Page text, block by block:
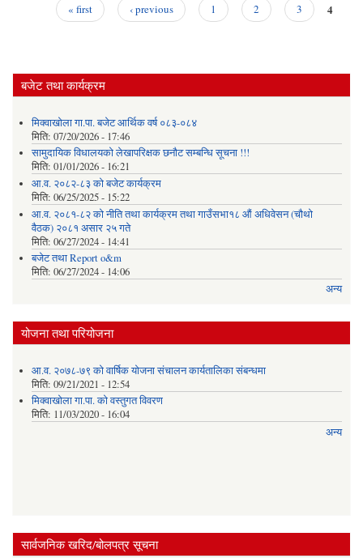
« first ‹ previous 1 2 3 4
बजेट तथा कार्यक्रम
मिक्वाखोला गा.पा. बजेट आर्थिक वर्ष ०८३-०८४
मिति: 07/20/2026 - 17:46
सामुदायिक विधालयको लेखापरिक्षक छनौट सम्बन्धि सूचना !!!
मिति: 01/01/2026 - 16:21
आ.व. २०८२-८३ को बजेट कार्यक्रम
मिति: 06/25/2025 - 15:22
आ.व. २०८१-८२ को नीति तथा कार्यक्रम तथा गाउँसभा१८ औं अधिवेसन (चौथो
वैठक) २०८१ असार २५ गते
मिति: 06/27/2024 - 14:41
बजेट तथा Report o&m
मिति: 06/27/2024 - 14:06
अन्य
योजना तथा परियोजना
आ.व. २०७८-७९ को वार्षिक योजना संचालन कार्यतालिका संबन्धमा
मिति: 09/21/2021 - 12:54
मिक्वाखोला गा.पा. को वस्तुगत विवरण
मिति: 11/03/2020 - 16:04
अन्य
सार्वजनिक खरिद/बोलपत्र सूचना